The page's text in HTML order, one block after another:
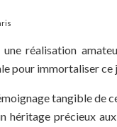
réalisation
pour immortaliser ce
tangible
précieux